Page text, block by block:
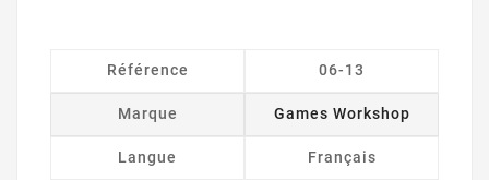
Référence 06-13
Marque Games Workshop
Langue Français